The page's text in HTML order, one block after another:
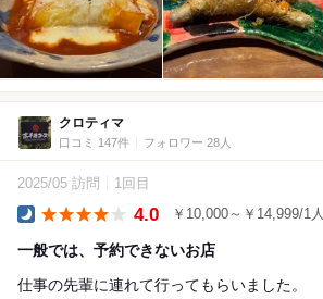
クロティマ
口コミ 147件 フォロワー 28人
2025/05 訪問 1回目
4.0 ￥10,000～￥14,999/1人
一般では、予約できないお店
仕事の先輩に連れて行ってもらいました。